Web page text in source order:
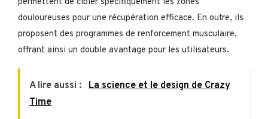
permettent de cibler spécifiquement les zones
douloureuses pour une récupération efficace. En outre, ils
proposent des programmes de renforcement musculaire,
offrant ainsi un double avantage pour les utilisateurs.
A lire aussi : La science et le design de Crazy
Time